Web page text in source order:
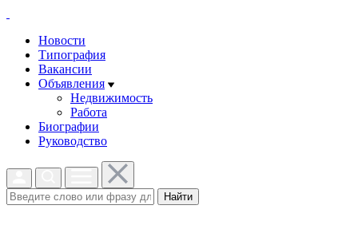
Новости
Типография
Вакансии
Объявления
Недвижимость
Работа
Биографии
Руководство
Найти